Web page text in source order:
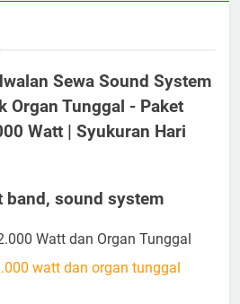
Sewa Sound System
Organ Tunggal - Paket
Watt | Syukuran Hari
band, sound system
Watt dan Organ Tunggal
watt dan organ tunggal